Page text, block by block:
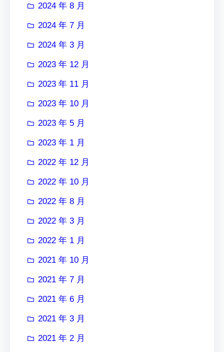
2024 年 8 月
2024 年 7 月
2024 年 3 月
2023 年 12 月
2023 年 11 月
2023 年 10 月
2023 年 5 月
2023 年 1 月
2022 年 12 月
2022 年 10 月
2022 年 8 月
2022 年 3 月
2022 年 1 月
2021 年 10 月
2021 年 7 月
2021 年 6 月
2021 年 3 月
2021 年 2 月